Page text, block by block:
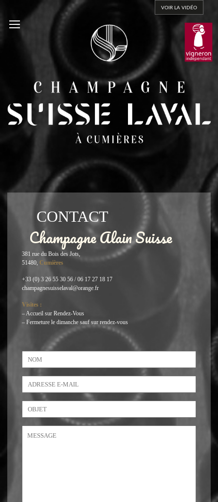
VOIR LA VIDÉO
CONTACT
Champagne Alain Suisse
381 rue du Bois des Jots,
51480, Cumières
+33 (0) 3 26 55 30 56 / 06 17 27 18 17
champagnesuisselaval@orange.fr
Visites :
– Accueil sur Rendez-Vous
– Fermeture le dimanche sauf sur rendez-vous